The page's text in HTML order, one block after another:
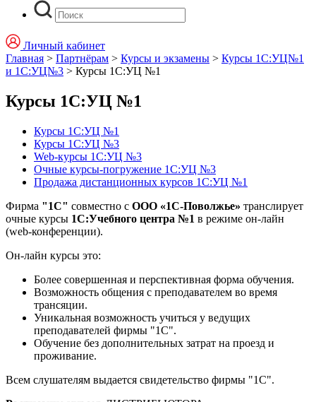
Личный кабинет
Главная > Партнёрам > Курсы и экзамены > Курсы 1С:УЦ№1
и 1С:УЦ№3 > Курсы 1С:УЦ №1
Курсы 1С:УЦ №1
Курсы 1С:УЦ №1
Курсы 1С:УЦ №3
Web-курсы 1С:УЦ №3
Очные курсы-погружение 1С:УЦ №3
Продажа дистанционных курсов 1С:УЦ №1
Фирма "1С" совместно с ООО «1С-Поволжье» транслирует
очные курсы 1С:Учебного центра №1 в режиме он-лайн
(web-конференции).
Он-лайн курсы это:
Более совершенная и перспективная форма обучения.
Возможность общения с преподавателем во время
трансяции.
Уникальная возможность учиться у ведущих
преподавателей фирмы "1С".
Обучение без дополнительных затрат на проезд и
проживание.
Всем слушателям выдается свидетельство фирмы "1С".